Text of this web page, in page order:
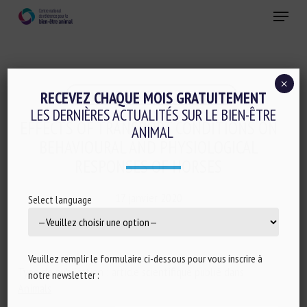
Menu
Transport, Abattage, Ramassage
EFFECTS OF TRANSPORT CONDITIONS ON
RESPONSES OF HORSES
Type de publication : article scientifique publié dans
RECEVEZ CHAQUE MOIS GRATUITEMENT
LES DERNIÈRES ACTUALITÉS SUR LE BIEN-ÊTRE
ANIMAL
Select language
Veuillez remplir le formulaire ci-dessous pour vous inscrire à
notre newsletter :
×